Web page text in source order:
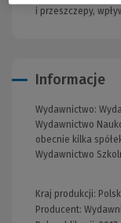
i przeszczepy,
Informacje
Wydawnictwo:
Wydawnictwo
obecnie kilka
Wydawnictwo
Kraj produkcji:
Producent: